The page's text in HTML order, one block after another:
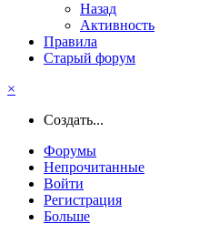
Назад
Активность
Правила
Старый форум
×
Создать...
Форумы
Непрочитанные
Войти
Регистрация
Больше